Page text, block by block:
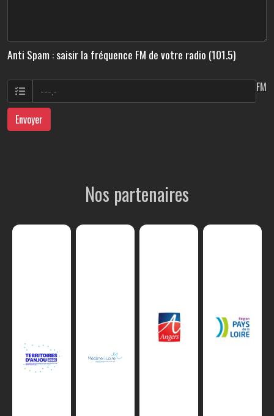
Anti Spam : saisir la fréquence FM de votre radio (101.5)
FM
Envoyer
Nos partenaires